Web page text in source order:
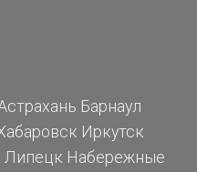
Барнаул
Иркутск
Липецк Набережные